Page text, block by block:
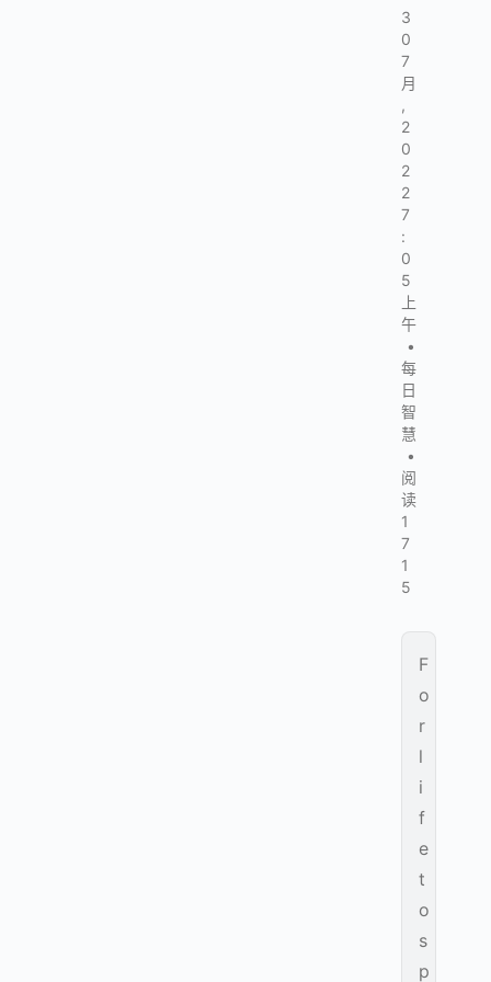
3
0
7
月
,
2
0
2
2
7
:
0
5
上
午
•
每
日
智
慧
•
阅
读
1
7
1
5
F
o
r
l
i
f
e
t
o
s
p